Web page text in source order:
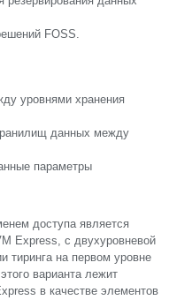
FOSS.
уровнями хранения
данных между
параметры
доступа является
Express, с двухуровневой
тиринга на первом уровне
варианта лежит
в качестве элементов